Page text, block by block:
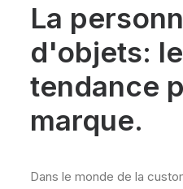
La
d'objets:
tendance
marque.
Dans le monde de la